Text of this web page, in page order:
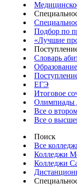
Подбор по
«Лучшие
Словарь
ЕГЭ
Итоговое
Олимпиады
Все о
Все о
Поиск
Все
Колледжи
Колледжи